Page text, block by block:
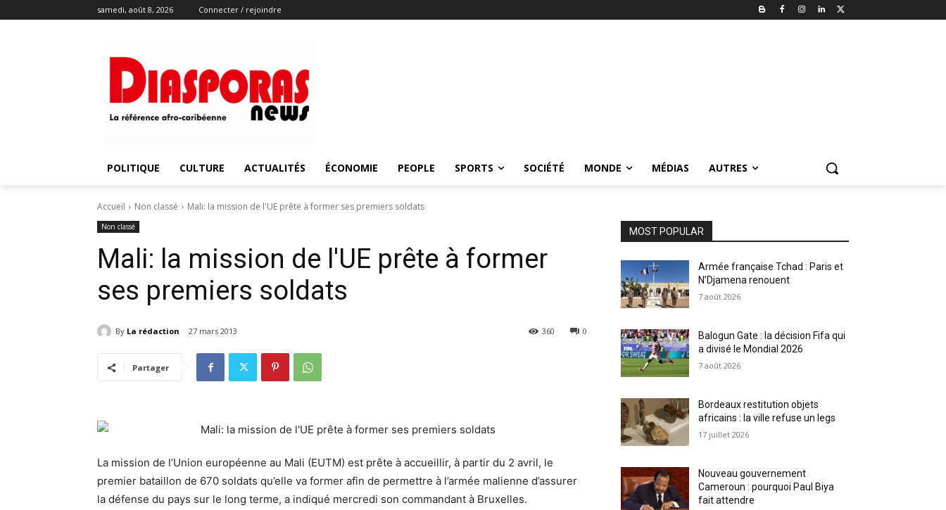
samedi, août 8, 2026 Connecter / rejoindre
POLITIQUE CULTURE ACTUALITÉS ÉCONOMIE PEOPLE SPORTS SOCIÉTÉ MONDE MÉDIAS AUTRES
Accueil Non classé Mali: la mission de l'UE prête à former ses premiers soldats
Non classé
Mali: la mission de l'UE prête à former
ses premiers soldats
By La rédaction 27 mars 2013 0
360
Partager
La mission de l’Union européenne au Mali (EUTM) est prête à accueillir, à partir du 2 avril, le
premier bataillon de 670 soldats qu’elle va former afin de permettre à l’armée malienne d’assurer
la défense du pays sur le long terme, a indiqué mercredi son commandant à Bruxelles.
MOST POPULAR
Armée française Tchad : Paris et
N’Djamena renouent
7 août 2026
Balogun Gate : la décision Fifa qui
a divisé le Mondial 2026
7 août 2026
Bordeaux restitution objets
africains : la ville refuse un legs
17 juillet 2026
Nouveau gouvernement
Cameroun : pourquoi Paul Biya
fait attendre